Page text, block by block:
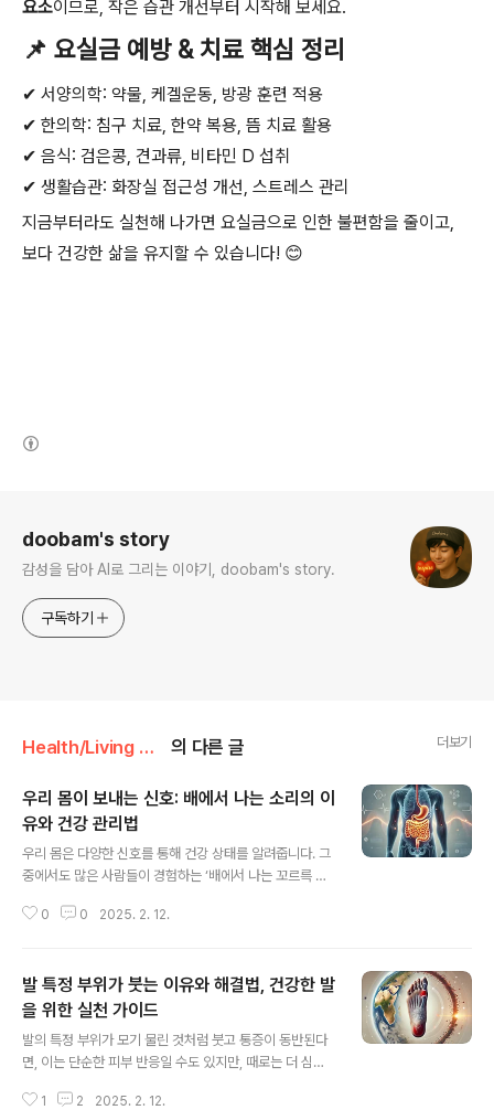
요소이므로, 작은 습관 개선부터 시작해 보세요.
📌 요실금 예방 & 치료 핵심 정리
✔ 서양의학: 약물, 케겔운동, 방광 훈련 적용
✔ 한의학: 침구 치료, 한약 복용, 뜸 치료 활용
✔ 음식: 검은콩, 견과류, 비타민 D 섭취
✔ 생활습관: 화장실 접근성 개선, 스트레스 관리
지금부터라도 실천해 나가면 요실금으로 인한 불편함을 줄이고,
보다 건강한 삶을 유지할 수 있습니다! 😊
doobam's story
감성을 담아 AI로 그리는 이야기, doobam's story.
구독하기
Health/Living Diseases 의 다른 글 더보기
우리 몸이 보내는 신호: 배에서 나는 소리의 이
유와 건강 관리법
우리 몸은 다양한 신호를 통해 건강 상태를 알려줍니다. 그
중에서도 많은 사람들이 경험하는 ‘배에서 나는 꼬르륵 소
상태가 아닐 때도 발생할 수 있는 이 소리는 위장과 장이 활
에서 나는 소리의 다양한 원인과 이를 건강하게 관리하는
방법을 살펴보겠습니다.1. 배에서 꼬르륵 소리가 나는 이유
(1) 위장 연동운동의 자연스러운 과정소화기관은 음식물을
위에서 장으로 이동시키기 위해 지속적으로 움직입니다.
이 과정에서 위와 장 내부의 공기와 액체가 함께 이동하면
서 마찰이 생기고, 이로 인해 ‘꾸루룩’ 하는 소리가 발생합
0 0 2025. 2. 12.
발 특정 부위가 붓는 이유와 해결법, 건강한 발
을 위한 실천 가이드
발의 특정 부위가 모기 물린 것처럼 붓고 통증이 동반된다
면, 이는 단순한 피부 반응일 수도 있지만, 때로는 더 심각
을 분석하고 적절한 조치를 취하는 것이 중요합니다. 1. 발
1 2 2025. 2. 12.